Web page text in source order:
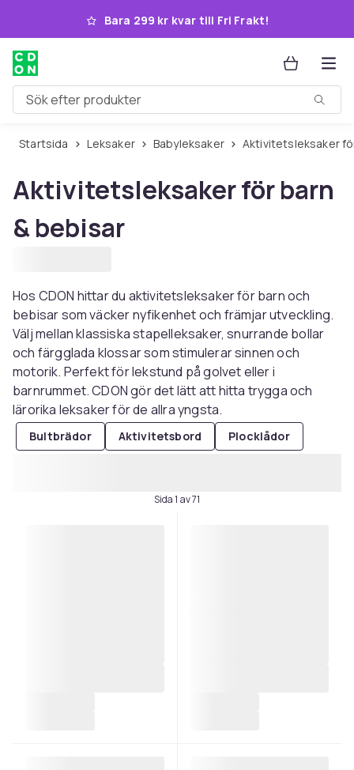
Hoppa till huvudinnehållet
Bara 299 kr kvar till Fri Frakt!
Sök efter produkter
Startsida Leksaker Babyleksaker Aktivitetsleksaker
Aktivitetsleksaker för barn
& bebisar
Hos CDON hittar du aktivitetsleksaker för barn och
bebisar som väcker nyfikenhet och främjar utveckling.
Välj mellan klassiska stapelleksaker, snurrande bollar
och färgglada klossar som stimulerar sinnen och
motorik. Perfekt för lekstund på golvet eller i
barnrummet. CDON gör det lätt att hitta trygga och
lärorika leksaker för de allra yngsta.
Bultbrädor Aktivitetsbord Plocklådor
Sida 1 av 71